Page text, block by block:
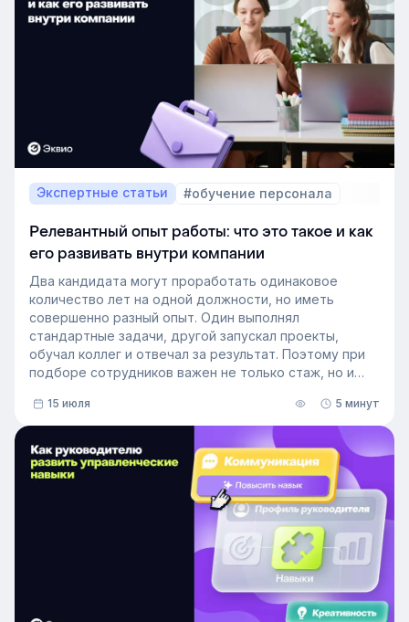
Экспертные статьи #обучение персонала
Релевантный опыт работы: что это такое и как
его развивать внутри компании
Два кандидата могут проработать одинаковое
количество лет на одной должности, но иметь
совершенно разный опыт. Один выполнял
стандартные задачи, другой запускал проекты,
обучал коллег и отвечал за результат. Поэтому при
подборе сотрудников важен не только стаж, но и
В этой статье разберём, релевантный опыт работы
— что это на практике, как оценивать его при найме
и внутренних переводах, почему не всегда стоит
искать полностью готовых специалистов и как
развивать нужные компетенции внутри компании.
15 июля 5 минут